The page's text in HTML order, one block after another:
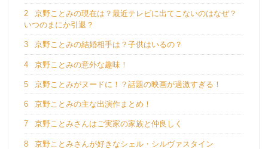
2
京野ことみの現在は？最近テレビに出てこないのはなぜ？
いつのまにか引退？
3 京野ことみの結婚相手は？子供はいるの？
4 京野ことみの意外な趣味！
5 京野ことみがヌードに！？話題の映画が過激すぎる！
6 京野ことみの主な出演作まとめ！
7 京野ことみさんはご実家の家族と仲良しく
8 京野ことみさんが好きなシェル・シルヴァスタイン